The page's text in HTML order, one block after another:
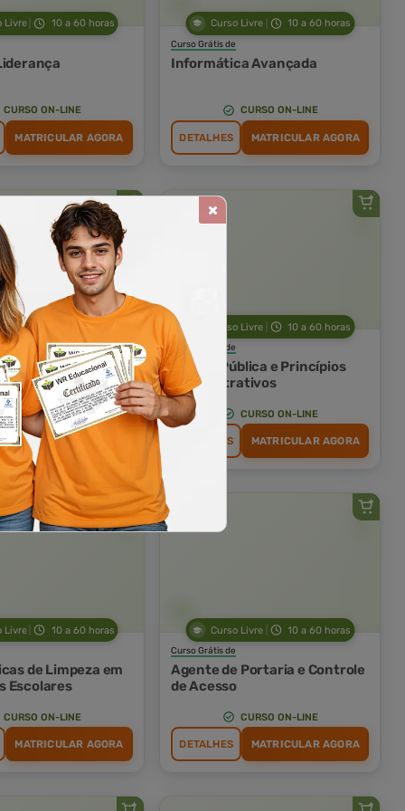
Livre 10 a 60 horas
CURSO ON-LINE
MATRICULAR AGORA
Curso Livre 10 a 60 horas
Curso Grátis de
Informática Avançada
CURSO ON-LINE
DETALHES MATRICULAR AGORA
Livre 10 a 60 horas
de Produtos
CURSO ON-LINE
MATRICULAR AGORA
Curso Livre 10 a 60 horas
Curso Grátis de
Gestão Pública e Princípios
Administrativos
CURSO ON-LINE
DETALHES MATRICULAR AGORA
Livre 10 a 60 horas
de Limpeza em
Escolares
CURSO ON-LINE
MATRICULAR AGORA
Curso Livre 10 a 60 horas
Curso Grátis de
Agente de Portaria e Controle
de Acesso
CURSO ON-LINE
DETALHES MATRICULAR AGORA